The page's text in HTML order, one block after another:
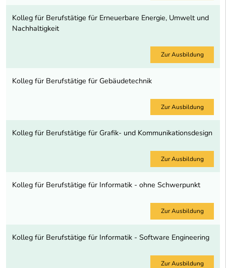
Kolleg für Berufstätige für Erneuerbare Energie, Umwelt und
Nachhaltigkeit
Zur Ausbildung
Kolleg für Berufstätige für Gebäudetechnik
Zur Ausbildung
Kolleg für Berufstätige für Grafik- und Kommunikationsdesign
Zur Ausbildung
Kolleg für Berufstätige für Informatik - ohne Schwerpunkt
Zur Ausbildung
Kolleg für Berufstätige für Informatik - Software Engineering
Zur Ausbildung